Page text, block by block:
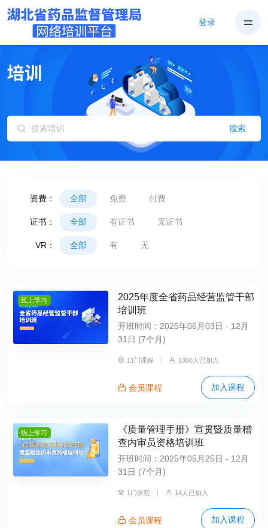
登录
搜索
资费： 全部 免费 付费
证书： 全部 有证书 无证书
VR： 全部 有 无
线上学习
2025年度全省药品经营监管干部
培训班
开班时间：2025年06月03日 - 12月
31日 (7个月)
11门课程 | 1300人已加入
会员课程 加入课程
线上学习
《质量管理手册》宣贯暨质量稽
查内审员资格培训班
开班时间：2025年05月25日 - 12月
31日 (7个月)
1门课程 | 14人已加入
会员课程 加入课程